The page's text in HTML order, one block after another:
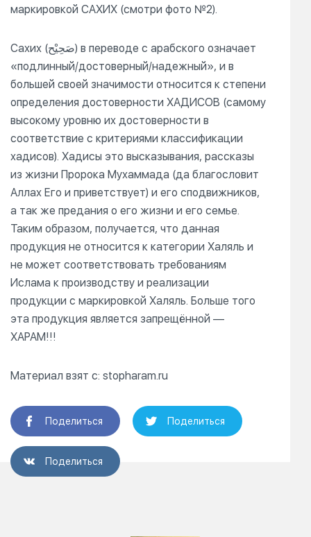
маркировкой САХИХ (смотри фото №2).
Сахих (صَحِيْح) в переводе с арабского означает
«подлинный/достоверный/надежный», и в
большей своей значимости относится к степени
определения достоверности ХАДИСОВ (самому
высокому уровню их достоверности в
соответствие с критериями классификации
хадисов). Хадисы это высказывания, рассказы
из жизни Пророка Мухаммада (да благословит
Аллах Его и приветствует) и его сподвижников,
а так же предания о его жизни и его семье.
Таким образом, получается, что данная
продукция не относится к категории Халяль и
не может соответствовать требованиям
Ислама к производству и реализации
продукции с маркировкой Халяль. Больше того
эта продукция является запрещённой —
ХАРАМ!!!
Материал взят с: stopharam.ru
Поделиться Поделиться
Поделиться